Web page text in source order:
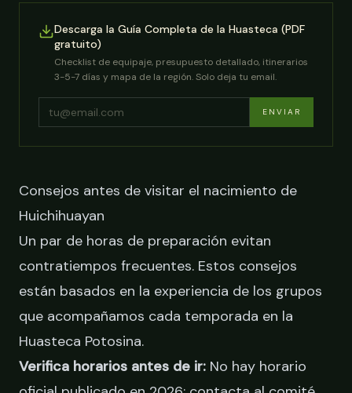
Descarga la Guía Completa de la Huasteca (PDF
gratuito)
Checklist de equipaje, presupuesto detallado, itinerarios
3-5-7 días y mapa de la región. Solo deja tu email.
ENVIAR
Consejos antes de visitar el nacimiento de
Huichihuayan
Un par de horas de preparación evitan
contratiempos frecuentes. Estos consejos
están basados en la experiencia de los grupos
que acompañamos cada temporada en la
Huasteca Potosina.
Verifica horarios antes de ir: No hay horario